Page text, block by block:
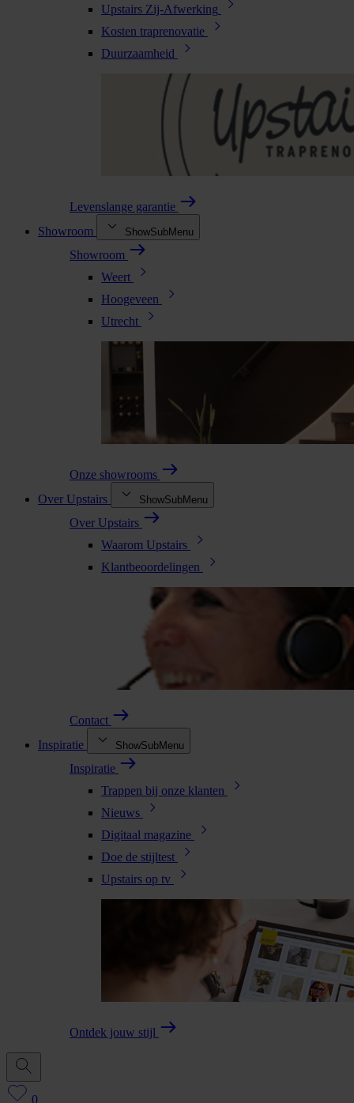
Upstairs Zij-Afwerking
Kosten traprenovatie
Duurzaamheid
Levenslange garantie
Showroom
ShowSubMenu
Showroom
Weert
Hoogeveen
Utrecht
Onze showrooms
Over Upstairs
ShowSubMenu
Over Upstairs
Waarom Upstairs
Klantbeoordelingen
Contact
Inspiratie
ShowSubMenu
Inspiratie
Trappen bij onze klanten
Nieuws
Digitaal magazine
Doe de stijltest
Upstairs op tv
Ontdek jouw stijl
0